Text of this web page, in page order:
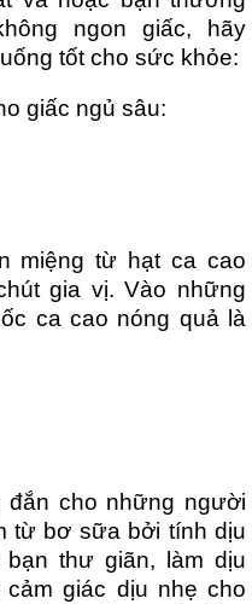
ngon giấc, hãy
tốt cho sức khỏe:
giấc ngủ sâu:
miệng từ hạt ca cao
gia vị. Vào những
ca cao nóng quả là
cho những người
từ bơ sữa bởi tính dịu
thư giãn, làm dịu
giác dịu nhẹ cho